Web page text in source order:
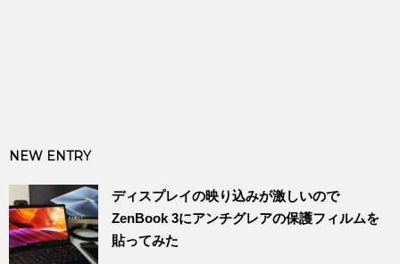
NEW ENTRY
ディスプレイの映り込みが激しいので
ZenBook 3にアンチグレアの保護フィルムを
貼ってみた